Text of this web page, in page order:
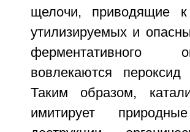
щелочи, приводящие
утилизируемых и
ферментативного
вовлекаются
Таким образом,
имитирует